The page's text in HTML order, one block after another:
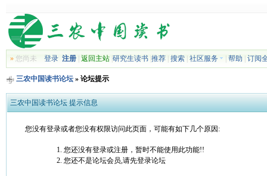
»您尚未 登录 注册| 返回主站| 研究生读书| 推荐| 搜索| 社区服务 帮助 订阅
三农中国读书论坛» 论坛提示
三农中国读书论坛 提示信息
您没有登录或者您没有权限访问此页面，可能有如下几个原因:
您还没有登录或注册，暂时不能使用此功能!!
您还不是论坛会员,请先登录论坛